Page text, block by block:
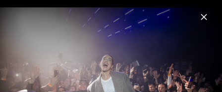
Menu
Home News Musik Videos Fotos Biografie